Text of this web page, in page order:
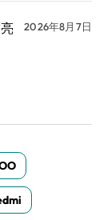
2026年8月7日